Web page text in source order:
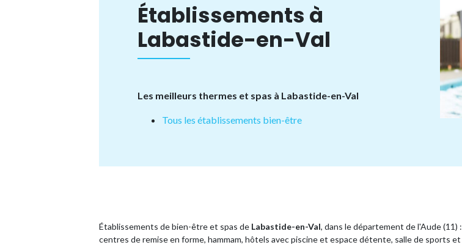
Établissements à
Labastide-en-Val
Les meilleurs thermes et spas à Labastide-en-Val
Tous les établissements bien-être
Établissements de bien-être et spas de Labastide-en-Val, dans le département de l'Aude (11) :
centres de remise en forme, hammam, hôtels avec piscine et espace détente, salle de sports et